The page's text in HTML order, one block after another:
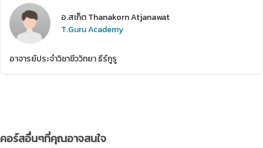
อ.สเก็ต Thanakorn Atjanawat
T.Guru Academy
อาจารย์ประจำวิชาชีววิทยา ธีร์กูรู
คอร์สอื่นๆที่คุณอาจสนใจ